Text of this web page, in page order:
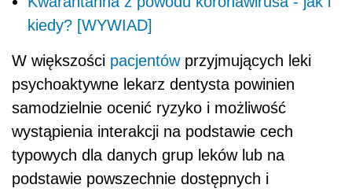
kiedy? [WYWIAD]
W większości pacjentówprzyjmujących leki
psychoaktywne lekarz dentysta powinien
samodzielnie ocenić ryzyko i możliwość
wystąpienia interakcji na podstawie cech
typowych dla danych grup leków lub na
podstawie powszechnie dostępnych i